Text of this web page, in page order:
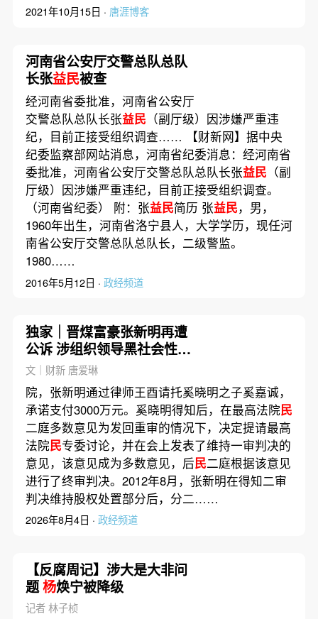
2021年10月15日 · 唐涯博客
河南省公安厅交警总队总队
长张益民被查
经河南省委批准，河南省公安厅
交警总队总队长张益民 （副厅级）因涉嫌严重违
纪，目前正接受组织调查…… 【财新网】据中央
纪委监察部网站消息，河南省纪委消息：经河南省
委批准，河南省公安厅交警总队总队长张益民 （副
厅级）因涉嫌严重违纪，目前正接受组织调查。
（河南省纪委） 附：张益民简历 张益民，男，
1960年出生，河南省洛宁县人，大学学历，现任河
南省公安厅交警总队总队长，二级警监。
1980……
2016年5月12日 · 政经频道
独家｜晋煤富豪张新明再遭
公诉 涉组织领导黑社会性质
组织等17宗罪名
文｜财新 唐爱琳
院，张新明通过律师王酉请托奚晓明之子奚嘉诚，
承诺支付3000万元。奚晓明得知后，在最高法院民
二庭多数意见为发回重审的情况下，决定提请最高
法院民专委讨论，并在会上发表了维持⼀审判决的
意见，该意见成为多数意见，后民二庭根据该意见
进行了终审判决。2012年8月，张新明在得知二审
判决维持股权处置部分后，分二……
2026年8月4日 · 政经频道
【反腐周记】涉大是大非问
题杨焕宁被降级
记者 林子桢